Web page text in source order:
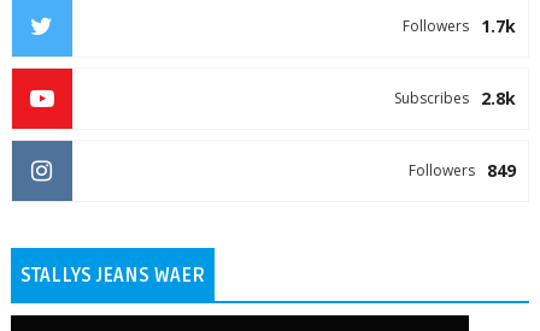
1.7k
Followers
2.8k
Subscribes
849
Followers
STALLYS JEANS WAER